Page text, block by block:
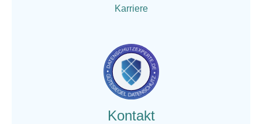
Karriere
Kontakt